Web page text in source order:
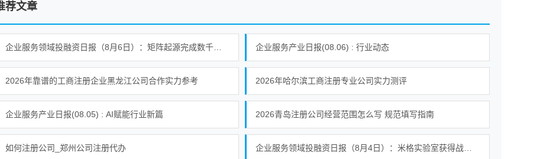
荐文章
企业服务领域投融资日报（8月6日）：矩阵起源完成数千万人民币A轮融资 企业服务产业日报(08.06) : 行业动态
2026年靠谱的工商注册企业黑龙江公司合作实力参考 2026年哈尔滨工商注册专业公司实力测评
企业服务产业日报(08.05) : AI赋能行业新篇 2026青岛注册公司经营范围怎么写 规范填写指南
如何注册公司_郑州公司注册代办